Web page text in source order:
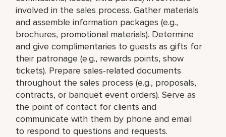
involved in the sales process. Gather materials
and assemble information packages (e.g.,
brochures, promotional materials). Determine
and give complimentaries to guests as gifts for
their patronage (e.g., rewards points, show
tickets). Prepare sales-related documents
throughout the sales process (e.g., proposals,
contracts, or banquet event orders). Serve as
the point of contact for clients and
communicate with them by phone and email
to respond to questions and requests.